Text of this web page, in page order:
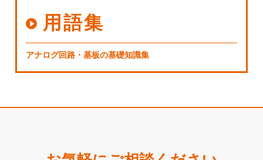
用語集
アナログ回路・基板の基礎知識集